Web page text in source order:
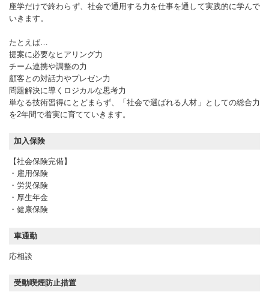
座学だけで終わらず、社会で通用する力を仕事を通して実践的に学んで
いきます。
たとえば…
提案に必要なヒアリング力
チーム連携や調整の力
顧客との対話力やプレゼン力
問題解決に導くロジカルな思考力
単なる技術習得にとどまらず、「社会で選ばれる人材」としての総合力
を2年間で着実に育てていきます。
加入保険
【社会保険完備】
・雇用保険
・労災保険
・厚生年金
・健康保険
車通勤
応相談
受動喫煙防止措置